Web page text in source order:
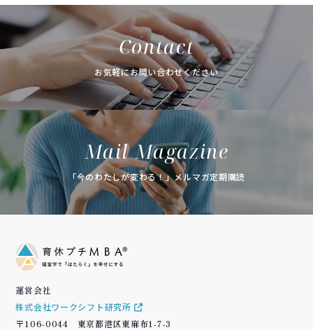
Contact
お気軽にお問い合わせください
Mail Magazine
「今のわたしが変わる！」メルマガ定期購読
運営会社
株式会社ワークシフト研究所
〒106-0044 東京都港区東麻布1-7-3